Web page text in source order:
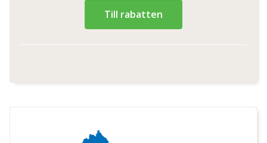
Till rabatten